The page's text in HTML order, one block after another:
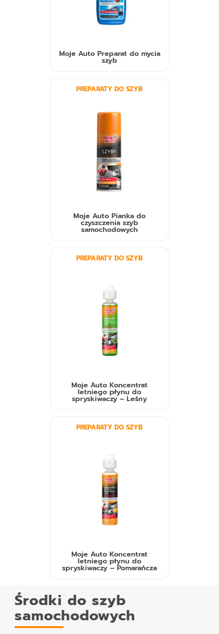
Moje Auto Preparat do mycia
szyb
PREPARATY DO SZYB
Moje Auto Pianka do
czyszczenia szyb
samochodowych
PREPARATY DO SZYB
Moje Auto Koncentrat
letniego płynu do
spryskiwaczy – Leśny
PREPARATY DO SZYB
Moje Auto Koncentrat
letniego płynu do
spryskiwaczy – Pomarańcza
Środki do szyb
samochodowych